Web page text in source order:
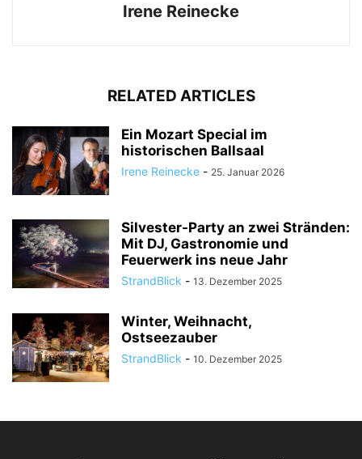
Irene Reinecke
RELATED ARTICLES
Ein Mozart Special im
historischen Ballsaal
Irene Reinecke - 25. Januar 2026
Silvester-Party an zwei Stränden:
Mit DJ, Gastronomie und
Feuerwerk ins neue Jahr
StrandBlick - 13. Dezember 2025
Winter, Weihnacht,
Ostseezauber
StrandBlick - 10. Dezember 2025